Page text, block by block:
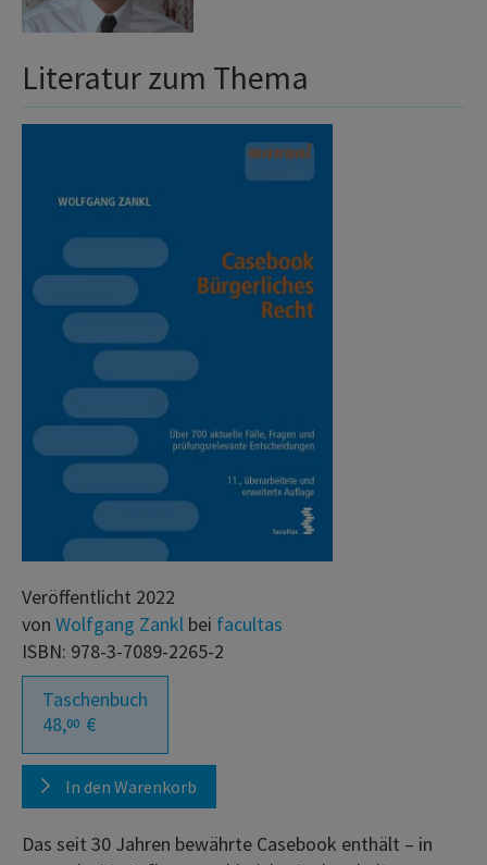
Literatur zum Thema
Veröffentlicht 2022
von Wolfgang Zankl bei facultas
ISBN: 978-3-7089-2265-2
Taschenbuch
48,00 €
In den Warenkorb
Das seit 30 Jahren bewährte Casebook enthält – in